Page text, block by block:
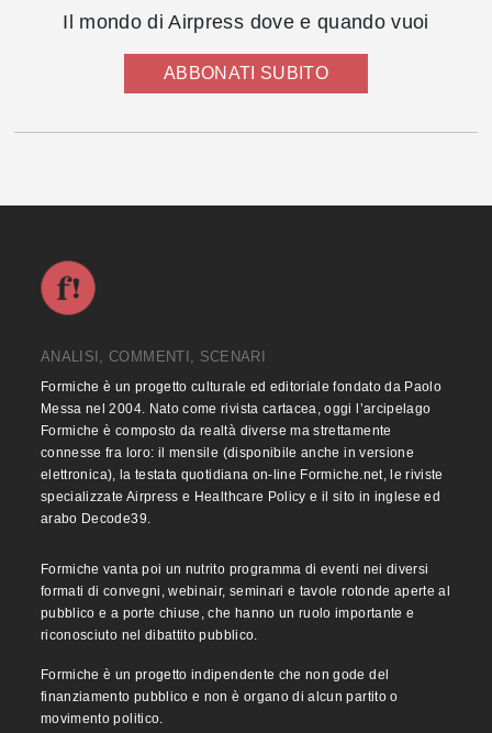
Il mondo di Airpress dove e quando vuoi
ABBONATI SUBITO
ANALISI, COMMENTI, SCENARI
Formiche è un progetto culturale ed editoriale fondato da Paolo
Messa nel 2004. Nato come rivista cartacea, oggi l’arcipelago
Formiche è composto da realtà diverse ma strettamente
connesse fra loro: il mensile (disponibile anche in versione
elettronica), la testata quotidiana on-line Formiche.net, le riviste
specializzate Airpress e Healthcare Policy e il sito in inglese ed
arabo Decode39.
Formiche vanta poi un nutrito programma di eventi nei diversi
formati di convegni, webinair, seminari e tavole rotonde aperte al
pubblico e a porte chiuse, che hanno un ruolo importante e
riconosciuto nel dibattito pubblico.
Formiche è un progetto indipendente che non gode del
finanziamento pubblico e non è organo di alcun partito o
movimento politico.